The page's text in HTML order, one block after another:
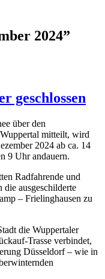
2024”
geschlossen
über den
mitteilt, wird
2024 ab ca. 14
9 Uhr andauern.
Radfahrende und
die ausgeschilderte
– Frielinghausen zu
die Wuppertaler
Trasse verbindet,
Düsseldorf – wie in